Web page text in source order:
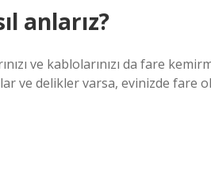
anlarız?
ve kablolarınızı da fare
ve delikler varsa, evinizde fare